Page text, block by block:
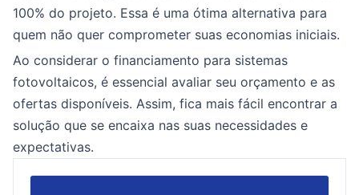
100% do projeto. Essa é uma ótima alternativa para
quem não quer comprometer suas economias iniciais.
Ao considerar o financiamento para sistemas
fotovoltaicos, é essencial avaliar seu orçamento e as
ofertas disponíveis. Assim, fica mais fácil encontrar a
solução que se encaixa nas suas necessidades e
expectativas.